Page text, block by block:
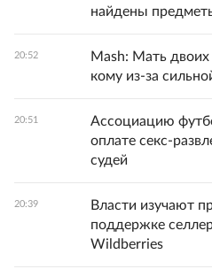
найдены
20:52
Mash: Мать двоих
кому из-за
20:51
Ассоциацию
оплате секс-
судей
20:39
Власти изучают
поддержке
Wildberries